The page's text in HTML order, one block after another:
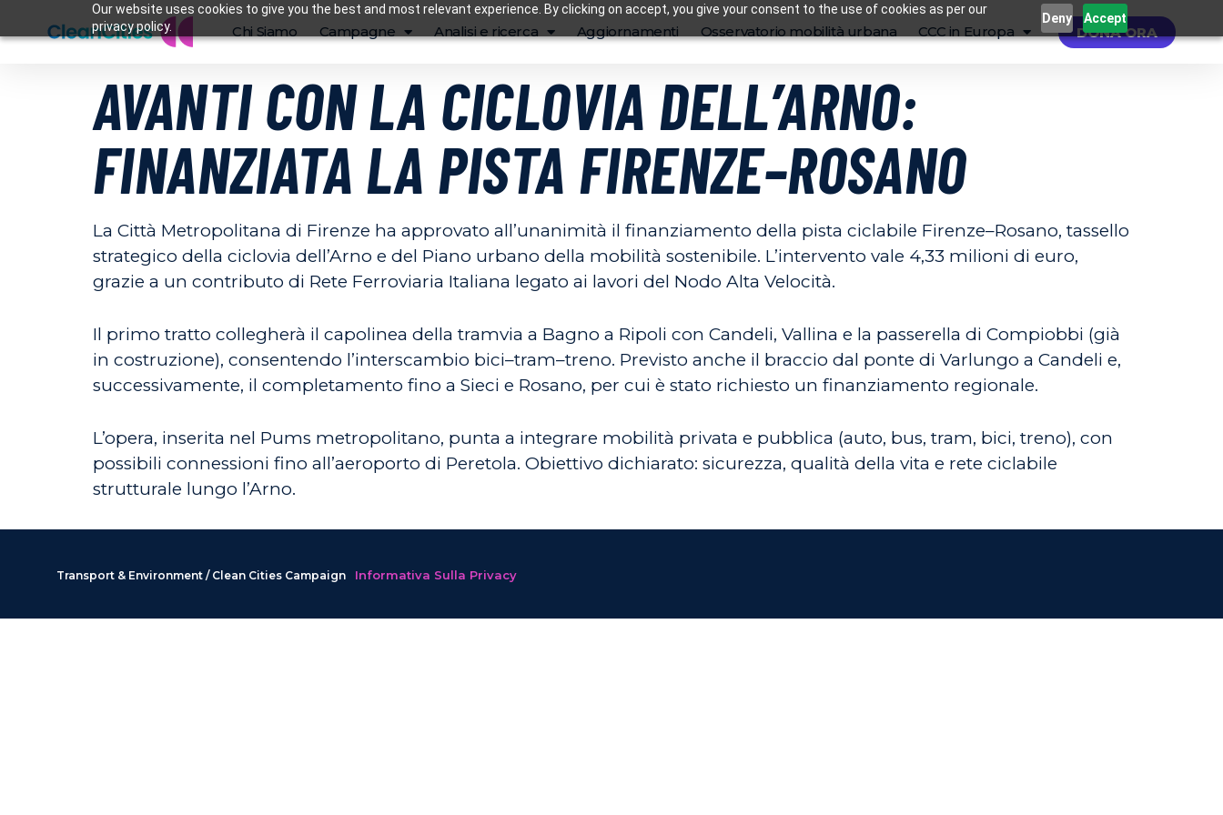
Our website uses cookies to give you the best and most relevant experience. By clicking on accept, you give your consent to the use of cookies as per our
privacy policy.
Deny Accept
Chi Siamo Campagne Analisi e ricerca Aggiornamenti Osservatorio mobilità urbana CCC in Europa DONA ORA
AVANTI CON LA CICLOVIA DELL’ARNO:
FINANZIATA LA PISTA FIRENZE–ROSANO
La Città Metropolitana di Firenze ha approvato all’unanimità il finanziamento della pista ciclabile Firenze–Rosano, tassello
strategico della ciclovia dell’Arno e del Piano urbano della mobilità sostenibile. L’intervento vale 4,33 milioni di euro,
grazie a un contributo di Rete Ferroviaria Italiana legato ai lavori del Nodo Alta Velocità.
Il primo tratto collegherà il capolinea della tramvia a Bagno a Ripoli con Candeli, Vallina e la passerella di Compiobbi (già
in costruzione), consentendo l’interscambio bici–tram–treno. Previsto anche il braccio dal ponte di Varlungo a Candeli e,
successivamente, il completamento fino a Sieci e Rosano, per cui è stato richiesto un finanziamento regionale.
L’opera, inserita nel Pums metropolitano, punta a integrare mobilità privata e pubblica (auto, bus, tram, bici, treno), con
possibili connessioni fino all’aeroporto di Peretola. Obiettivo dichiarato: sicurezza, qualità della vita e rete ciclabile
strutturale lungo l’Arno.
Transport & Environment / Clean Cities Campaign Informativa Sulla Privacy